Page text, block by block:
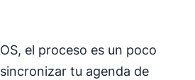
el proceso es un poco
tu agenda de